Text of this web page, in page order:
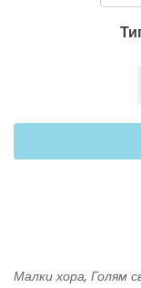
Малки хора, Голям